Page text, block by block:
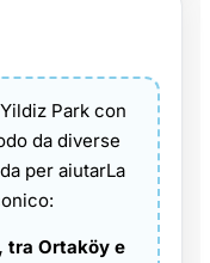
Park con
da diverse
per aiutarLa
tra Ortaköy e